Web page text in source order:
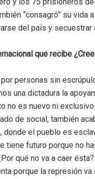
y los 75 prisioneros
“consagró” su vida
del país y secuestrar
que recibe
personas sin
una dictadura la
no es nuevo ni
de social, también
el pueblo es
tiene futuro porque no
qué no va a caer
porque la represión va